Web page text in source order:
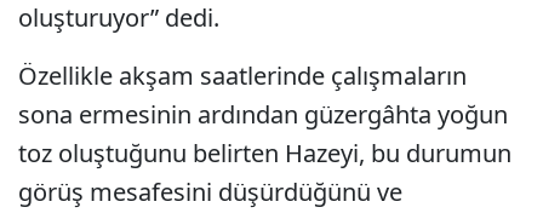
oluşturuyor” dedi.
Özellikle akşam saatlerinde çalışmaların
sona ermesinin ardından güzergâhta yoğun
toz oluştuğunu belirten Hazeyi, bu durumun
görüş mesafesini düşürdüğünü ve